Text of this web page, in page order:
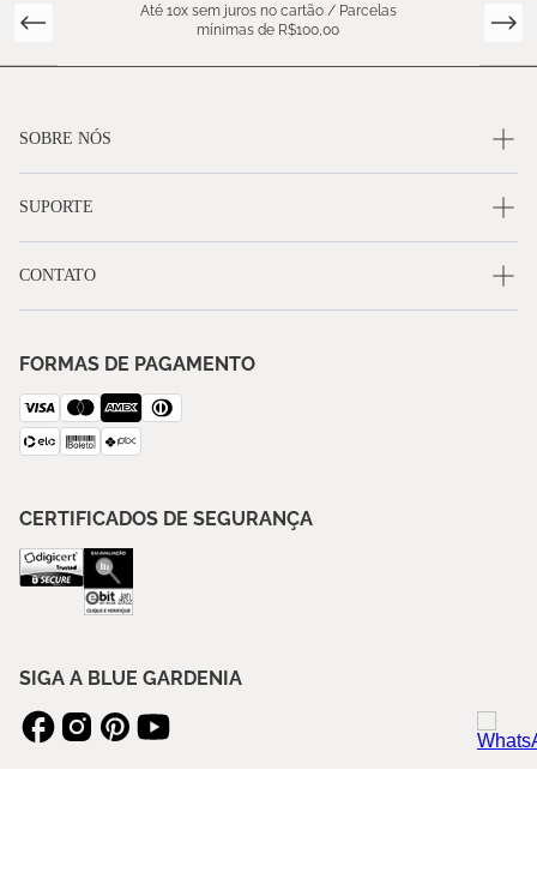
Até 10x sem juros no cartão / Parcelas
mínimas de R$100,00
SOBRE NÓS
SUPORTE
CONTATO
FORMAS DE PAGAMENTO
CERTIFICADOS DE SEGURANÇA
SIGA A BLUE GARDENIA